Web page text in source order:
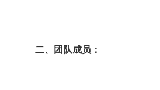
二、团队成员：